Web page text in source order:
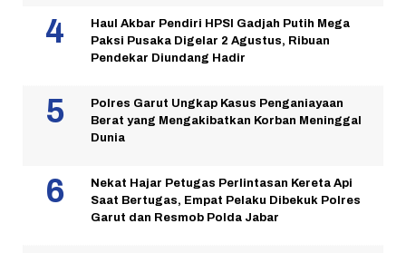
Haul Akbar Pendiri HPSI Gadjah Putih Mega
Paksi Pusaka Digelar 2 Agustus, Ribuan
Pendekar Diundang Hadir
Polres Garut Ungkap Kasus Penganiayaan
Berat yang Mengakibatkan Korban Meninggal
Dunia
Nekat Hajar Petugas Perlintasan Kereta Api
Saat Bertugas, Empat Pelaku Dibekuk Polres
Garut dan Resmob Polda Jabar